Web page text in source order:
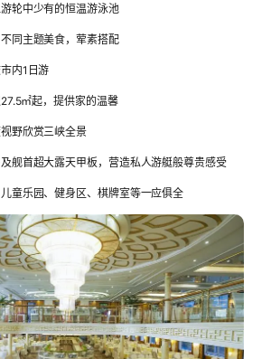
轮中少有的恒温游泳池
同主题美食，荤素搭配
内1日游
㎡起，提供家的温馨
野欣赏三峡全景
舰首超大露天甲板，营造私人游艇般尊贵感受
童乐园、健身区、棋牌室等一应俱全